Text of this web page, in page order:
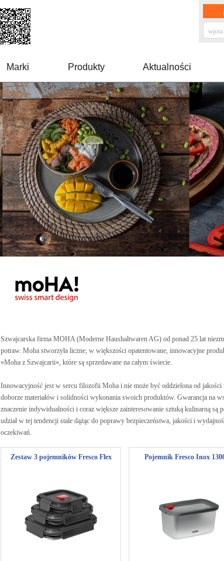
Marki Produkty Aktualności
Szwajcarska firma MOHA (Moderne Haushaltwaren AG) od ponad 25 lat
potraw. Moha stworzyła liczne, w większości opatentowane, innowacyjne
«Moha z Szwajcarii», które są sprzedawane na całym świecie.
Innowacyjność jest w sercu filozofii Moha i nie może być oddzielona od
doborze materiałów i solidności wykonania swoich produktów. Gwarancja na
znaczenie indywidualności i coraz większe zainteresowanie sztuką kulinarną
udział w tej tendencji stale dążąc do poprawy bezpieczeństwa, jakości i
oczekiwań.
Zestaw 3 pojemników Fresco Flex Pojemnik Fresco Inox